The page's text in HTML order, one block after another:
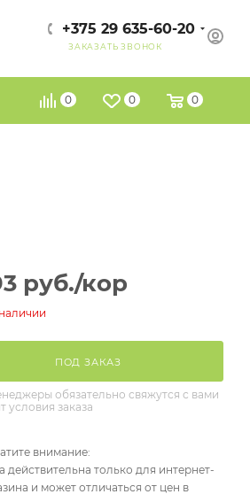
+375 29 635-60-20
ЗАКАЗАТЬ ЗВОНОК
0 0 0
руб./кор
ПОД ЗАКАЗ
обязательно свяжутся с вами
условия заказа
внимание:
действительна только для интернет-
и может отличаться от цен в